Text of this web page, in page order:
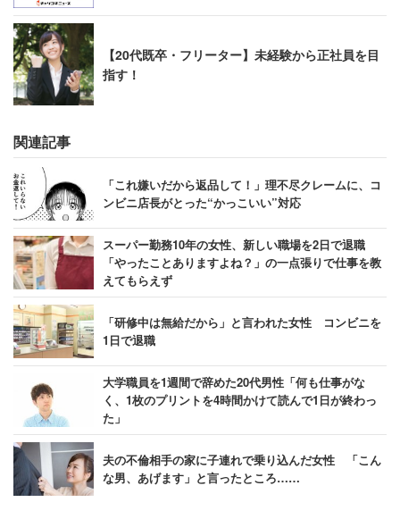
【20代既卒・フリーター】未経験から正社員を目
指す！
関連記事
「これ嫌いだから返品して！」理不尽クレームに、コ
ンビニ店長がとった“かっこいい”対応
スーパー勤務10年の女性、新しい職場を2日で退職
「やったことありますよね？」の一点張りで仕事を教
えてもらえず
「研修中は無給だから」と言われた女性 コンビニを
1日で退職
大学職員を1週間で辞めた20代男性「何も仕事がな
く、1枚のプリントを4時間かけて読んで1日が終わっ
た」
夫の不倫相手の家に子連れで乗り込んだ女性 「こん
な男、あげます」と言ったところ……